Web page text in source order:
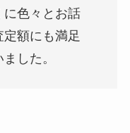
に色々とお話
額にも満足
した。